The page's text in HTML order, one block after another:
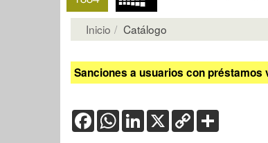
Inicio Catálogo
Sanciones a usuarios con
FacebookWhatsApp
LinkedIn
X Copy
Link